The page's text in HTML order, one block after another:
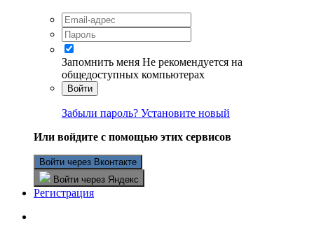
Запомнить меня Не рекомендуется на
общедоступных компьютерах
Войти
Забыли пароль? Установите новый
Или войдите с помощью этих сервисов
Войти через Вконтакте
Войти через Яндекс
Регистрация